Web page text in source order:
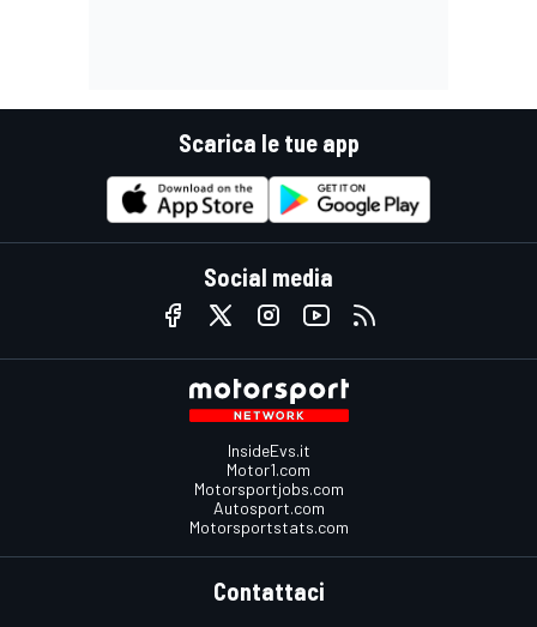
Scarica le tue app
Social media
InsideEvs.it
Motor1.com
Motorsportjobs.com
Autosport.com
Motorsportstats.com
Contattaci